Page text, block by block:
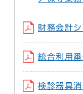
財務会計
統合利用
検診器具